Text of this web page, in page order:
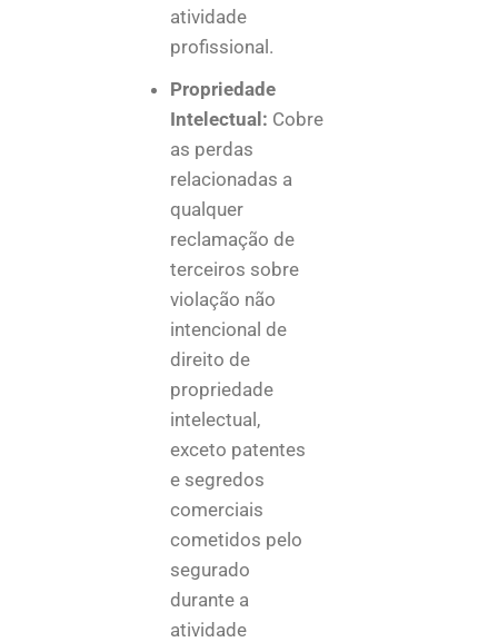
atividade
profissional.
Propriedade
Intelectual: Cobre
as perdas
relacionadas a
qualquer
reclamação de
terceiros sobre
violação não
intencionalde
direito de
propriedade
intelectual,
exceto patentes
e segredos
comerciais
cometidos pelo
segurado
durante a
atividade